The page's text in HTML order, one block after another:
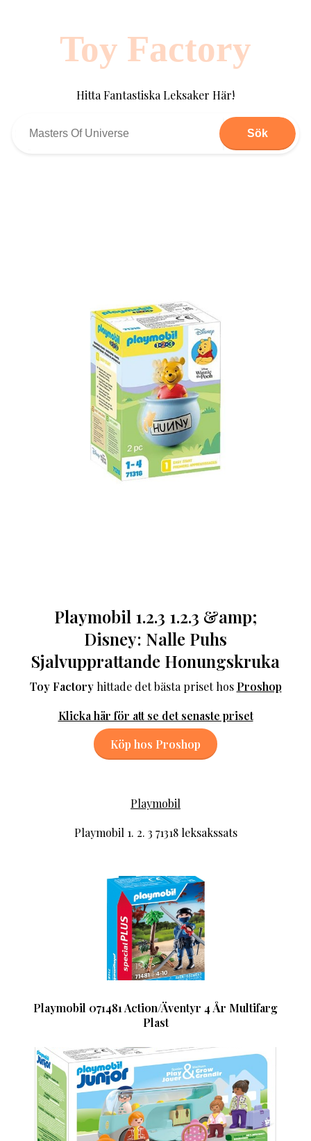
Toy Factory
Hitta Fantastiska Leksaker Här!
Sök
Playmobil 1.2.3 1.2.3 &amp;
Disney: Nalle Puhs
Sjalvupprattande Honungskruka
Toy Factoryhittade det bästa priset hos Proshop
Klicka här för att se det senaste priset
Köp hos Proshop
Playmobil
Playmobil 1. 2. 3 71318 leksakssats
Playmobil 071481 Action/Äventyr 4 År Multifarg
Plast